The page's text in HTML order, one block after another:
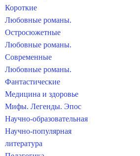
Короткие
Любовные романы.
Остросюжетные
Любовные романы.
Современные
Любовные романы.
Фантастические
Медицина и здоровье
Мифы. Легенды. Эпос
Научно-образовательная
Научно-популярная
литература